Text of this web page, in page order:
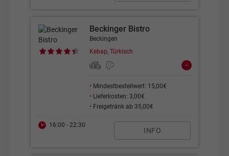
Beckinger Bistro
Beckingen
Kebap, Türkisch
• Mindestbestellwert: 15,00€
• Lieferkosten: 3,00€
• Freigetränk ab 35,00€
16:00 - 22:30
INFO